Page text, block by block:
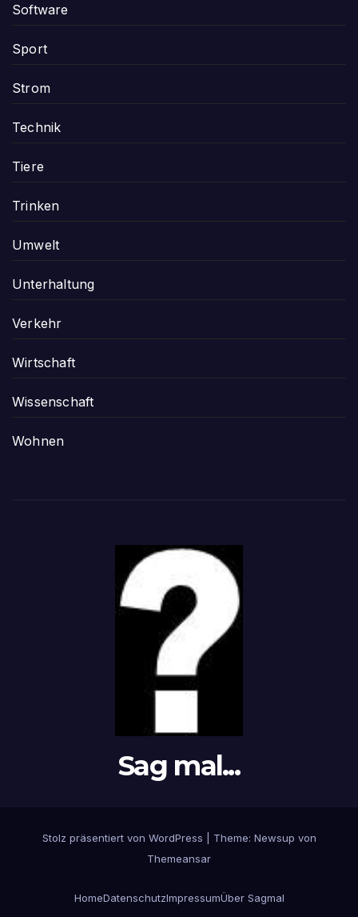
Software
Sport
Strom
Technik
Tiere
Trinken
Umwelt
Unterhaltung
Verkehr
Wirtschaft
Wissenschaft
Wohnen
Sag mal...
Stolz präsentiert von WordPress
Theme: Newsup von
Themeansar
HomeDatenschutzImpressumÜber Sagmal